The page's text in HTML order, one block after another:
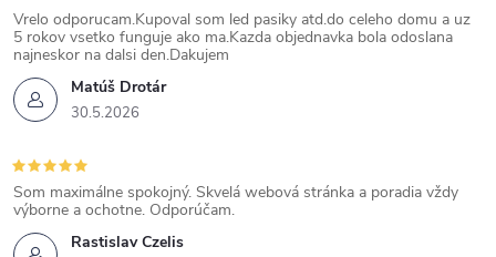
Matúš Drotár
30.5.2026
Vrelo odporucam.Kupoval som led pasiky atd.do celeho domu a uz
5 rokov vsetko funguje ako ma.Kazda objednavka bola odoslana
najneskor na dalsi den.Dakujem
Rastislav Czelis
Som maximálne spokojný. Skvelá webová stránka a poradia vždy
výborne a ochotne. Odporúčam.